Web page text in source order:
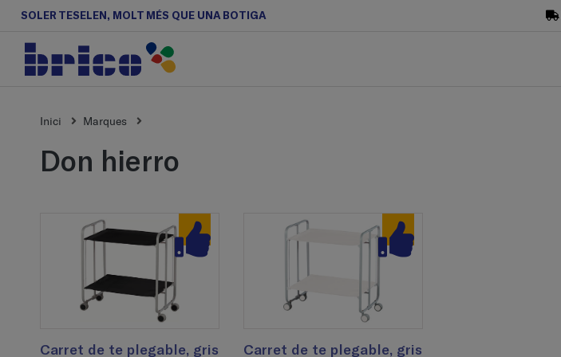
SOLER TESELEN, MOLT MÉS QUE UNA BOTIGA
Inici Marques
don hierro
Carret de te plegable, gris Carret de te plegable, gris